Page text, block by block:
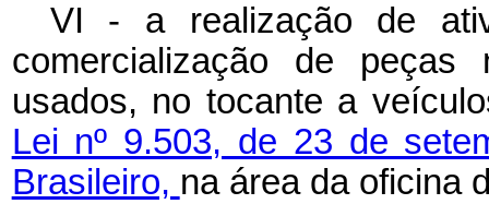
VI - a realização de
comercialização de
usados, no tocante a
Lei nº 9.503, de 23 de
Brasileiro, na área da oficina